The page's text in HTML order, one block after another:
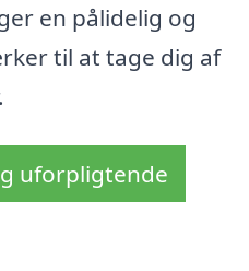
en pålidelig og
til at tage dig af
uforpligtende